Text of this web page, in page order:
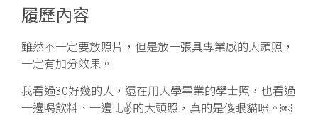
履歷內容
雖然不一定要放照片，但是放一張具專業感的大頭照，
一定有加分效果。
我看過30好幾的人，還在用大學畢業的學士照，也看過
一邊喝飲料、一邊比✌️的大頭照，真的是傻眼貓咪。￼